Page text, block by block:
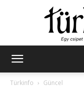
Türkinfo
Güncel